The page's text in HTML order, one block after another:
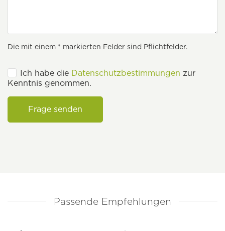
Die mit einem * markierten Felder sind Pflichtfelder.
Ich habe die Datenschutzbestimmungen zur
Kenntnis genommen.
Frage senden
Passende Empfehlungen